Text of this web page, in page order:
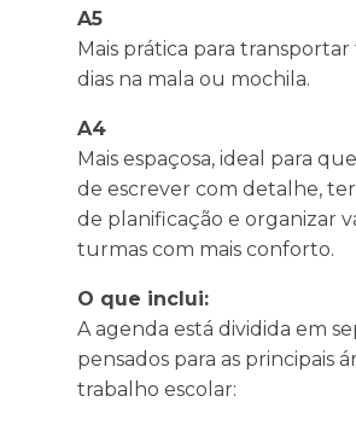
A5
Mais prática para transportar
dias na mala ou mochila.
A4
Mais espaçosa, ideal para
de escrever com detalhe, ter
de planificação e organizar
turmas com mais conforto.
O que inclui:
A agenda está dividida em
pensados para as principais
trabalho escolar: